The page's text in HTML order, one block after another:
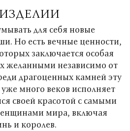
для себя новые
Но есть вечные ценности,
заключается особая
желанными независимо от
драгоценных камней эту
много веков исполняет
своей красотой с самыми
мира, включая
и королев.